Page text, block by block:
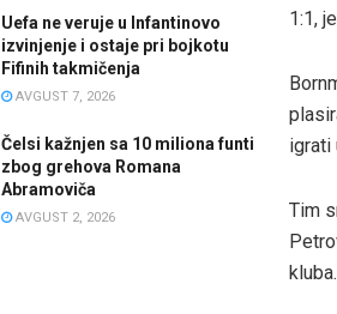
Uefa ne veruje u Infantinovo
izvinjenje i ostaje pri bojkotu
Fifinih takmičenja
AVGUST 7, 2026
Čelsi kažnjen sa 10 miliona funti
zbog grehova Romana
Abramoviča
AVGUST 2, 2026
1:1,
igrati
Tim
kluba.